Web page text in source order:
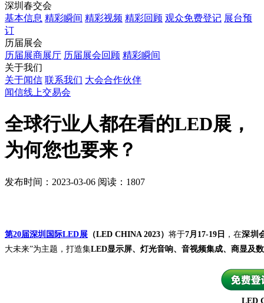
深圳春交会
基本信息 精彩瞬间 精彩视频 精彩回顾 观众免费登记 展台预
订
历届展会
历届展商展厅 历届展会回顾 精彩瞬间
关于我们
关于闻信 联系我们 大会合作伙伴
闻信线上交易会
全球行业人都在看的LED展，
为何您也要来？
发布时间：2023-03-06 阅读：1807
第20届深圳国际LED展（LED CHINA 2023） 将于7月17-19日 ，在深圳
大未来”为主题，打造集LED显示屏、灯光音响、音视频集成、商显及
LED